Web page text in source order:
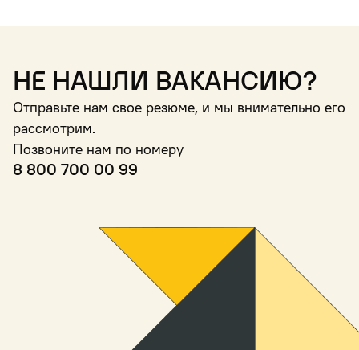
Не нашли вакансию?
Отправьте нам свое резюме, и мы внимательно его
рассмотрим.
Позвоните нам по номеру
8 800 700 00 99